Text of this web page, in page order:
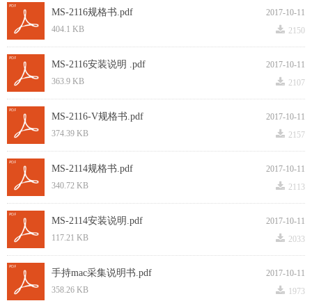
2017-10-11
MS-2116规格书.pdf
끂 2150
404.1 KB
2017-10-11
MS-2116安装说明 .pdf
끂 2107
363.9 KB
2017-10-11
MS-2116-V规格书.pdf
끂 2157
374.39 KB
2017-10-11
MS-2114规格书.pdf
끂 2113
340.72 KB
2017-10-11
MS-2114安装说明.pdf
끂 2033
117.21 KB
2017-10-11
手持mac采集说明书.pdf
끂 1973
358.26 KB